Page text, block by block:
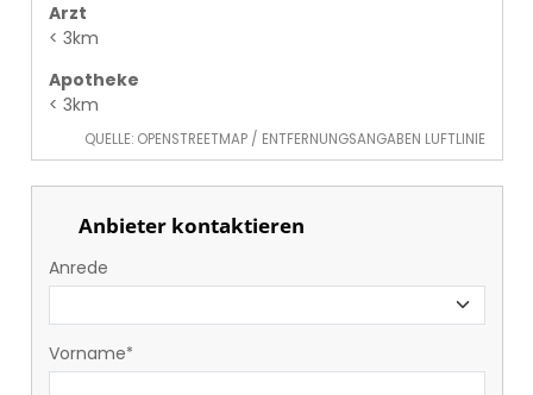
Arzt
< 3km
Apotheke
< 3km
QUELLE: OPENSTREETMAP / ENTFERNUNGSANGABEN LUFTLINIE
Anbieter kontaktieren
Anrede
Vorname